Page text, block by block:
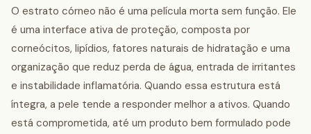
O estrato córneo não é uma película morta sem função. Ele
é uma interface ativa de proteção, composta por
corneócitos, lipídios, fatores naturais de hidratação e uma
organização que reduz perda de água, entrada de irritantes
e instabilidade inflamatória. Quando essa estrutura está
íntegra, a pele tende a responder melhor a ativos. Quando
está comprometida, até um produto bem formulado pode